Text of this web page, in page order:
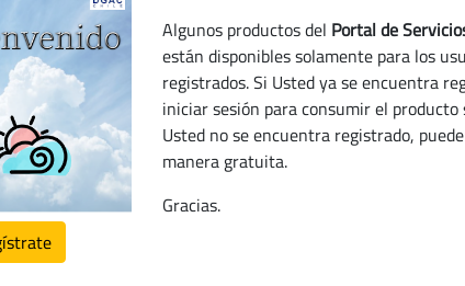
Algunos productos del Portal de
están disponibles solamente para los
registrados. Si Usted ya se encuentra
iniciar sesión para consumir el producto
Usted no se encuentra registrado,
manera gratuita.
Gracias.